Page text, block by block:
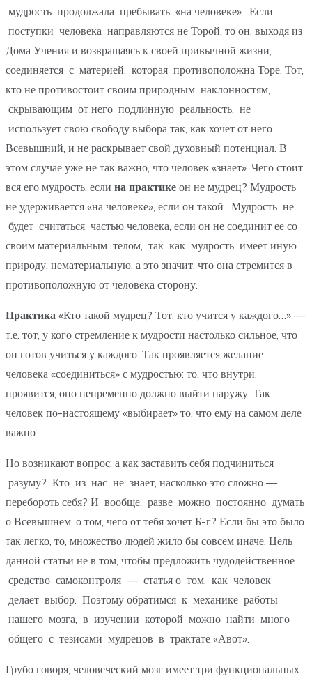
мудрость продолжала пребывать «на человеке». Если
поступки человека направляются не Торой, то он, выходя из
Дома Учения и возвращаясь к своей привычной жизни,
соединяется с материей, которая противоположна Торе. Тот,
кто не противостоит своим природным наклонностям,
скрывающим от него подлинную реальность, не
использует свою свободу выбора так, как хочет от него
Всевышний, и не раскрывает свой духовный потенциал. В
этом случае уже не так важно, что человек «знает». Чего стоит
вся его мудрость, если на практике он не мудрец? Мудрость
не удерживается «на человеке», если он такой. Мудрость не
будет считаться частью человека, если он не соединит ее со
своим материальным телом, так как мудрость имеет иную
природу, нематериальную, а это значит, что она стремится в
противоположную от человека сторону.
Практика «Кто такой мудрец? Тот, кто учится у каждого…» —
т.е. тот, у кого стремление к мудрости настолько сильное, что
он готов учиться у каждого. Так проявляется желание
человека «соединиться» с мудростью: то, что внутри,
проявится, оно непременно должно выйти наружу. Так
человек по-настоящему «выбирает» то, что ему на самом деле
важно.
Но возникают вопрос: а как заставить себя подчиниться
разуму? Кто из нас не знает, насколько это сложно —
перебороть себя? И вообще, разве можно постоянно думать
о Всевышнем, о том, чего от тебя хочет Б-г? Если бы это было
так легко, то, множество людей жило бы совсем иначе. Цель
данной статьи не в том, чтобы предложить чудодейственное
средство самоконтроля — статья о том, как человек
делает выбор. Поэтому обратимся к механике работы
нашего мозга, в изучении которой можно найти много
общего с тезисами мудрецов в трактате «Авот».
Грубо говоря, человеческий мозг имеет три функциональных